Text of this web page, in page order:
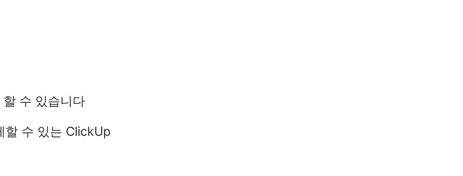
수 있습니다
할 수 있는 ClickUp